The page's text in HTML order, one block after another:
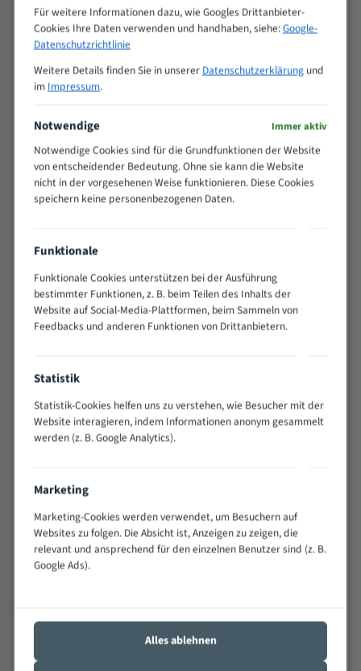
M (mm)
Zähne pro
Zoll (ZpZ))
>
25
10/14
15 - 40
35 - 70
50 - 120
4/6
80 - 180
3/4
130 -
350
2/3
200 -
600
> 500
0,75/1,25
Vorteile:
Widerstandsfähig gegen Zahnbruch auch bei
schwierigen Werkstücken (Materialmischung,
wechselnde Verbindungslängen)
Sehr geringe Vibration
Positiver Spanwinkel
Bandkörper aus hochlegiertem Federstahl
Für weitere Informationen dazu, wie Googles Drittanbieter-
Cookies Ihre Daten verwenden und handhaben, siehe:Google-
Datenschutzrichtlinie
Weitere Details finden Sie in unserer Datenschutzerklärungund
im Impressum.
Notwendige Immer aktiv
Notwendige Cookies sind für die Grundfunktionen der Website
von entscheidender Bedeutung. Ohne sie kann die Website
nicht in der vorgesehenen Weise funktionieren. Diese Cookies
speichern keine personenbezogenen Daten.
Funktionale
Funktionale Cookies unterstützen bei der Ausführung
bestimmter Funktionen, z. B. beim Teilen des Inhalts der
Website auf Social-Media-Plattformen, beim Sammeln von
Feedbacks und anderen Funktionen von Drittanbietern.
Statistik
Statistik-Cookies helfen uns zu verstehen, wie Besucher mit der
Website interagieren, indem Informationen anonym gesammelt
werden (z. B. Google Analytics).
Marketing
Marketing-Cookies werden verwendet, um Besuchern auf
Websites zu folgen. Die Absicht ist, Anzeigen zu zeigen, die
relevant und ansprechend für den einzelnen Benutzer sind (z. B.
Google Ads).
Alles ablehnen